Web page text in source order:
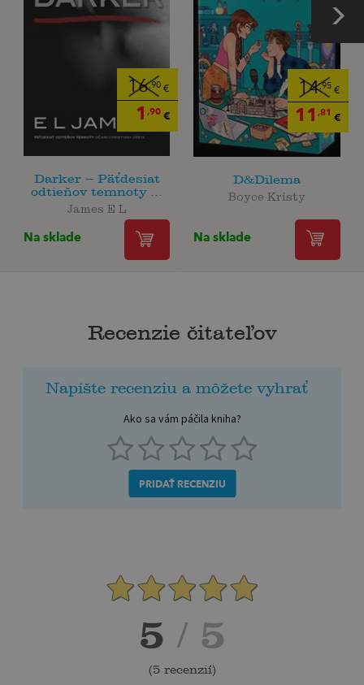
16,90€
1 ,90€
Darker – Päťdesiat
odtieňov temnoty ...
James E L
Na sklade
14,95€
11 ,81 €
D&Dilema
Boyce Kristy
Na sklade
Recenzie čitateľov
Napíšte recenziu a môžete vyhrať
Ako sa vám páčila kniha?
PRIDAŤ RECENZIU
5 / 5
(5 recenzií)